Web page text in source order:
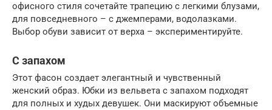
офисного стиля сочетайте трапецию с легкими блузами,
для повседневного – с джемперами, водолазками.
Выбор обуви зависит от верха – экспериментируйте.
С запахом
Этот фасон создает элегантный и чувственный
женский образ. Юбки из вельвета с запахом подходят
для полных и худых девушек. Они маскируют объемные